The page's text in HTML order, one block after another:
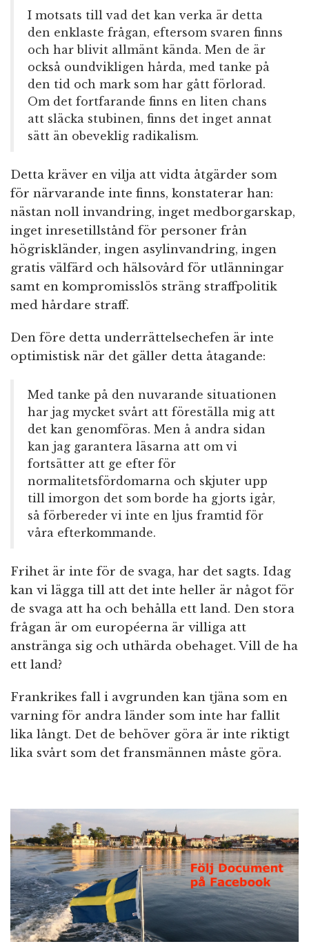
I motsats till vad det kan verka är detta
den enklaste frågan, eftersom svaren finns
och har blivit allmänt kända. Men de är
också oundvikligen hårda, med tanke på
den tid och mark som har gått förlorad.
Om det fortfarande finns en liten chans
att släcka stubinen, finns det inget annat
sätt än obeveklig radikalism.
Detta kräver en vilja att vidta åtgärder som
för närvarande inte finns, konstaterar han:
nästan noll invandring, inget medborgarskap,
inget inresetillstånd för personer från
högriskländer, ingen asylinvandring, ingen
gratis välfärd och hälsovård för utlänningar
samt en kompromisslös sträng straffpolitik
med hårdare straff.
Den före detta underrättelsechefen är inte
optimistisk när det gäller detta åtagande:
Med tanke på den nuvarande situationen
har jag mycket svårt att föreställa mig att
det kan genomföras. Men å andra sidan
kan jag garantera läsarna att om vi
fortsätter att ge efter för
normalitetsfördomarna och skjuter upp
till imorgon det som borde ha gjorts igår,
så förbereder vi inte en ljus framtid för
våra efterkommande.
Frihet är inte för de svaga, har det sagts. Idag
kan vi lägga till att det inte heller är något för
de svaga att ha och behålla ett land. Den stora
frågan är om européerna är villiga att
anstränga sig och uthärda obehaget. Vill de ha
ett land?
Frankrikes fall i avgrunden kan tjäna som en
varning för andra länder som inte har fallit
lika långt. Det de behöver göra är inte riktigt
lika svårt som det fransmännen måste göra.